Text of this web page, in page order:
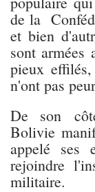
de la
et bien
sont armées
pieux
n'ont pas
De son
Bolivie
appelé ses
rejoindre
militaire.